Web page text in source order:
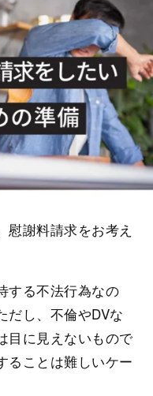
謝料請求をお考え
する不法行為なの
だし、不倫やDVな
目に見えないもので
ることは難しいケー